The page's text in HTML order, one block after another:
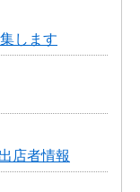
します
店者情報